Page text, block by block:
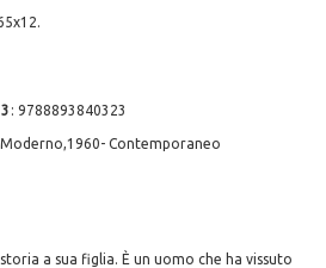
:9788893840323
Contemporaneo
a sua figlia. È un uomo che ha vissuto